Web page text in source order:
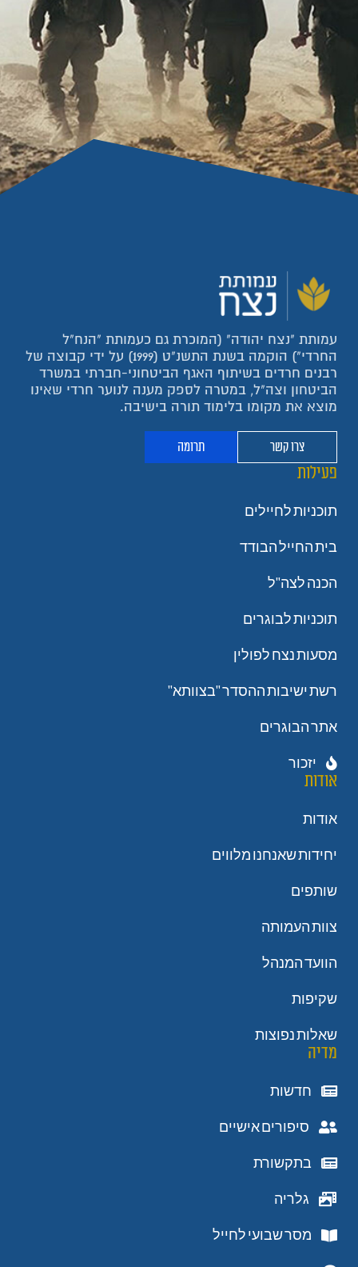
עמותת "נצח יהודה" (המוכרת גם כעמותת "הנח"ל
החרדי") הוקמה בשנת התשנ"ט (1999) על ידי קבוצה של
רבנים חרדים בשיתוף האגף הביטחוני-חברתי במשרד
הביטחון וצה"ל, במטרה לספק מענה לנוער חרדי שאינו
מוצא את מקומו בלימוד תורה בישיבה.
צרו קשר תרומה
פעילות
תוכניות לחיילים
בית החייל הבודד
הכנה לצה"ל
תוכניות לבוגרים
מסעות נצח לפולין
רשת ישיבות ההסדר "בצוותא"
אתר הבוגרים
יזכור
אודות
אודות
יחידות שאנחנו מלווים
שותפים
צוות העמותה
הוועד המנהל
שקיפות
שאלות נפוצות
מדיה
חדשות
סיפורים אישיים
בתקשורת
גלריה
מסר שבועי לחייל